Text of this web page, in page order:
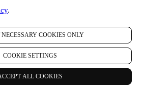
.
NECESSARY COOKIES ONLY
COOKIE SETTINGS
ALL COOKIES
ou de procéder à des analyses
sur base de ces informations
demandes, réclamations, questions ou
(par exemple vos messages, chats,
sociaux, e-mails ou appels